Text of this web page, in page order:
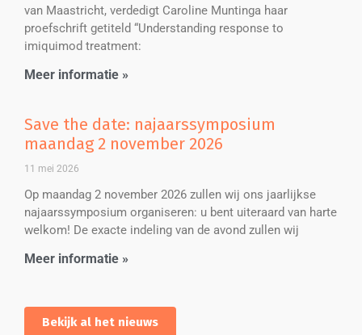
van Maastricht, verdedigt Caroline Muntinga haar
proefschrift getiteld “Understanding response to
imiquimod treatment:
Meer informatie »
Save the date: najaarssymposium
maandag 2 november 2026
11 mei 2026
Op maandag 2 november 2026 zullen wij ons jaarlijkse
najaarssymposium organiseren: u bent uiteraard van harte
welkom! De exacte indeling van de avond zullen wij
Meer informatie »
Bekijk al het nieuws